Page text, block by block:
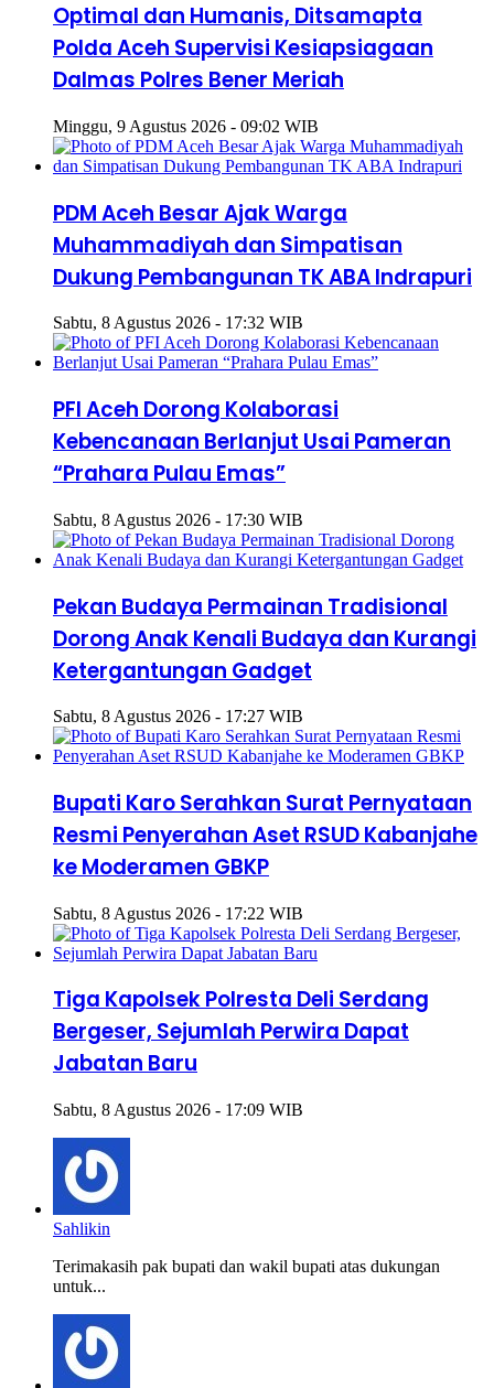
Optimal dan Humanis, Ditsamapta
Polda Aceh Supervisi Kesiapsiagaan
Dalmas Polres Bener Meriah
Minggu, 9 Agustus 2026 - 09:02 WIB
PDM Aceh Besar Ajak Warga
Muhammadiyah dan Simpatisan
Dukung Pembangunan TK ABA Indrapuri
Sabtu, 8 Agustus 2026 - 17:32 WIB
PFI Aceh Dorong Kolaborasi
Kebencanaan Berlanjut Usai Pameran
“Prahara Pulau Emas”
Sabtu, 8 Agustus 2026 - 17:30 WIB
Pekan Budaya Permainan Tradisional
Dorong Anak Kenali Budaya dan Kurangi
Ketergantungan Gadget
Sabtu, 8 Agustus 2026 - 17:27 WIB
Bupati Karo Serahkan Surat Pernyataan
Resmi Penyerahan Aset RSUD Kabanjahe
ke Moderamen GBKP
Sabtu, 8 Agustus 2026 - 17:22 WIB
Tiga Kapolsek Polresta Deli Serdang
Bergeser, Sejumlah Perwira Dapat
Jabatan Baru
Sabtu, 8 Agustus 2026 - 17:09 WIB
Sahlikin
Terimakasih pak bupati dan wakil bupati atas dukungan
untuk...